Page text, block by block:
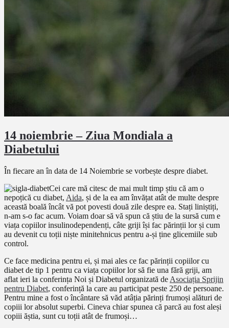
14 noiembrie – Ziua Mondiala a
Diabetului
În fiecare an în data de 14 Noiembrie se vorbește despre diabet.
Cei care mă citesc de mai mult timp știu că am o
nepoțică cu diabet, Aida, și de la ea am învățat atât de multe despre
această boală încât vă pot povesti două zile despre ea. Stați liniștiți,
n-am s-o fac acum. Voiam doar să vă spun că știu de la sursă cum e
viața copiilor insulinodependenți, câte griji își fac părinții lor și cum
au devenit cu toții niște minitehnicus pentru a-și ține glicemiile sub
control.
Ce face medicina pentru ei, și mai ales ce fac părinții copiilor cu
diabet de tip 1 pentru ca viața copiilor lor să fie una fără griji, am
aflat ieri la conferința Noi și Diabetul organizată de Asociația Sprijin
pentru Diabet, conferință la care au participat peste 250 de persoane.
Pentru mine a fost o încântare să văd atâția părinți frumoși alături de
copiii lor absolut superbi. Cineva chiar spunea că parcă au fost aleși
copiii ăștia, sunt cu toții atât de frumoși…